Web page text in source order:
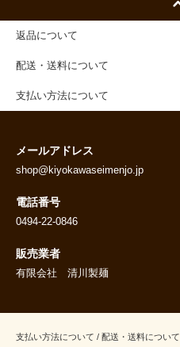
返品について
配送・送料について
支払い方法について
メールアドレス
shop@kiyokawaseimenjo.jp
電話番号
0494-22-0846
販売業者
有限会社 清川製麺
支払い方法について / 配送・送料について